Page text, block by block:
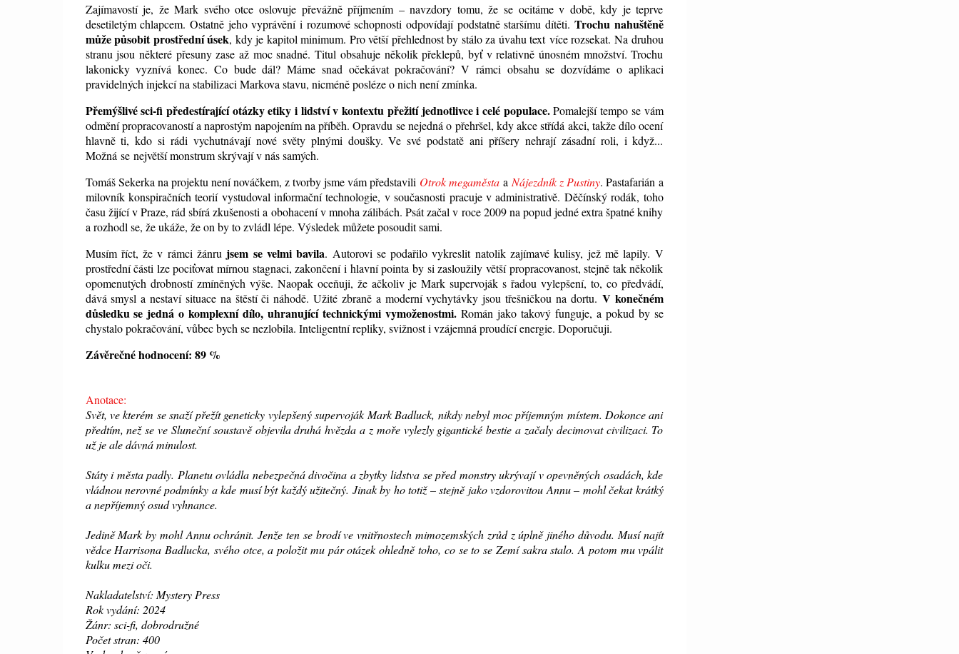
Zajímavostí je, že Mark svého otce oslovuje převážně příjmením – navzdory tomu, že se ocitáme v době, kdy je teprve
desetiletým chlapcem. Ostatně jeho vyprávění i rozumové schopnosti odpovídají podstatně staršímu dítěti. Trochu nahuštěně
může působit prostřední úsek, kdy je kapitol minimum. Pro větší přehlednost by stálo za úvahu text více rozsekat. Na druhou
stranu jsou některé přesuny zase až moc snadné. Titul obsahuje několik překlepů, byť v relativně únosném množství. Trochu
lakonicky vyznívá konec. Co bude dál? Máme snad očekávat pokračování? V rámci obsahu se dozvídáme o aplikaci
pravidelných injekcí na stabilizaci Markova stavu, nicméně posléze o nich není zmínka.
Přemýšlivé sci-fi předestírající otázky etiky i lidství v kontextu přežití jednotlivce i celé populace.Pomalejší tempo se vám
odmění propracovaností a naprostým napojením na příběh. Opravdu se nejedná o přehršel, kdy akce střídá akci, takže dílo ocení
hlavně ti, kdo si rádi vychutnávají nové světy plnými doušky. Ve své podstatě ani příšery nehrají zásadní roli, i když...
Možná se největší monstrum skrývají v nás samých.
Tomáš Sekerka na projektu není nováčkem, z tvorby jsme vám představili Otrok megaměsta a Nájezdník z Pustiny. Pastafarián a
milovník konspiračních teorií vystudoval informační technologie, v současnosti pracuje v administrativě. Děčínský rodák, toho
času žijící v Praze, rád sbírá zkušenosti a obohacení v mnoha zálibách. Psát začal v roce 2009 na popud jedné extra špatné knihy
a rozhodl se, že ukáže, že on by to zvládl lépe. Výsledek můžete posoudit sami.
Musím říct, že v rámci žánru jsem se velmi bavila. Autorovi se podařilo vykreslit natolik zajímavé kulisy, jež mě lapily. V
prostřední části lze pociťovat mírnou stagnaci, zakončení i hlavní pointa by si zasloužily větší propracovanost, stejně tak několik
opomenutých drobností zmíněných výše. Naopak oceňuji, že ačkoliv je Mark supervoják s řadou vylepšení, to, co předvádí,
dává smysl a nestaví situace na štěstí či náhodě. Užité zbraně a moderní vychytávky jsou třešničkou na dortu. V konečném
důsledku se jedná o komplexní dílo, uhranující technickými vymoženostmi. Román jako takový funguje, a pokud by se
chystalo pokračování, vůbec bych se nezlobila. Inteligentní repliky, svižnost i vzájemná proudící energie. Doporučuji.
Závěrečné hodnocení: 89 %
Anotace:
Svět, ve kterém se snaží přežít geneticky vylepšený supervoják Mark Badluck, nikdy nebyl moc příjemným místem. Dokonce ani
předtím, než se ve Sluneční soustavě objevila druhá hvězda a z moře vylezly gigantické bestie a začaly decimovat civilizaci. To
už je ale dávná minulost.
Státy i města padly. Planetu ovládla nebezpečná divočina a zbytky lidstva se před monstry ukrývají v opevněných osadách, kde
vládnou nerovné podmínky a kde musí být každý užitečný. Jinak by ho totiž – stejně jako vzdorovitou Annu – mohl čekat krátký
a nepříjemný osud vyhnance.
Jedině Mark by mohl Annu ochránit. Jenže ten se brodí ve vnitřnostech mimozemských zrůd z úplně jiného důvodu. Musí najít
vědce Harrisona Badlucka, svého otce, a položit mu pár otázek ohledně toho, co se to se Zemí sakra stalo. A potom mu vpálit
kulku mezi oči.
Nakladatelství: Mystery Press
Rok vydání: 2024
Žánr: sci-fi, dobrodružné
Počet stran: 400